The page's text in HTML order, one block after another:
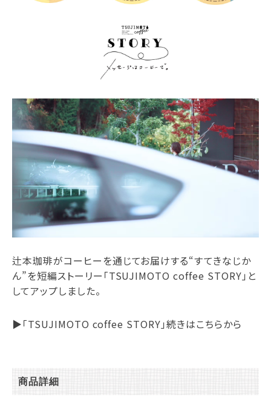
辻本珈琲がコーヒーを通じてお届けする“すてきなじか
ん”を短編ストーリー「TSUJIMOTO coffee STORY」と
してアップしました。
▶︎「TSUJIMOTO coffee STORY」続きはこちらから
商品詳細